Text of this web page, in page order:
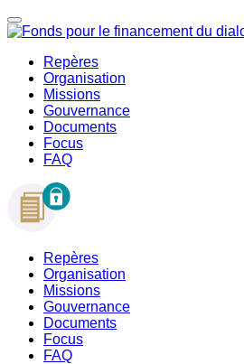
Repères
Organisation
Missions
Gouvernance
Documents
Focus
FAQ
Repères
Organisation
Missions
Gouvernance
Documents
Focus
FAQ